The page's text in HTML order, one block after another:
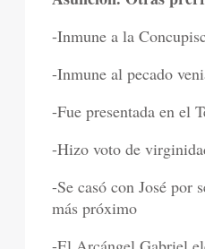
-Inmune a la
-Inmune al pecado
-Fue presentada en el
-Hizo voto de
-Se casó con José por
más próximo